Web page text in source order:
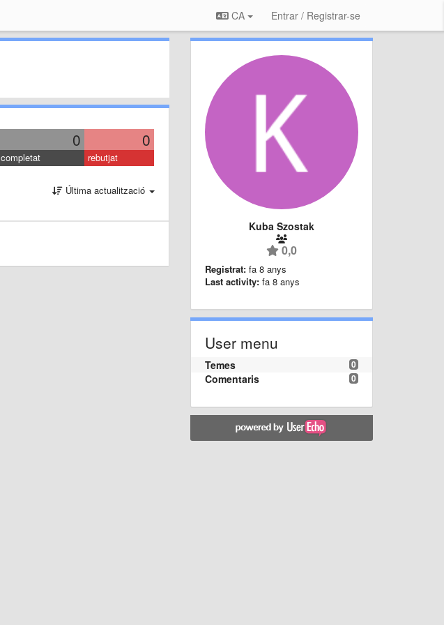
CA Entrar / Registrar-se
0 0
completat rebutjat
Última actualització
Kuba Szostak
0,0
Registrat: fa 8 anys
Last activity: fa 8 anys
User menu
0
Temes
0
Comentaris